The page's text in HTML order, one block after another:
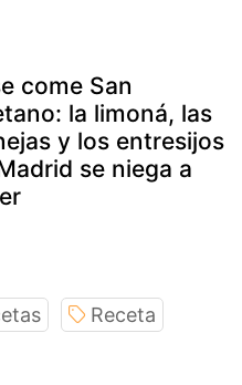
come San
la limoná, las
y los entresijos
se niega a
Receta